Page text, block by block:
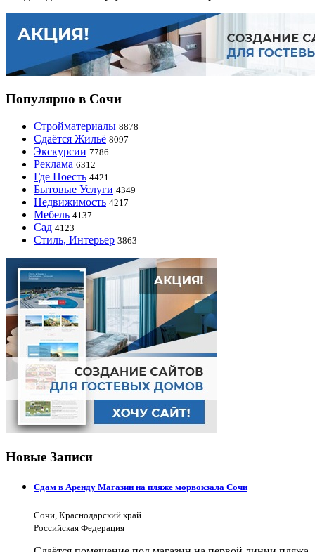
Популярно в Сочи
Стройматериалы 8878
Сдаётся Жильё 8097
Экскурсии 7786
Реклама 6312
Где Поесть 4421
Бытовые Услуги 4349
Недвижимость 4217
Мебель 4137
Сад 4123
Стиль, Интерьер 3863
Новые Записи
Сдам в Аренду Магазин на пляже морвокзала Сочи
Сочи, Краснодарский край
Российская Федерация